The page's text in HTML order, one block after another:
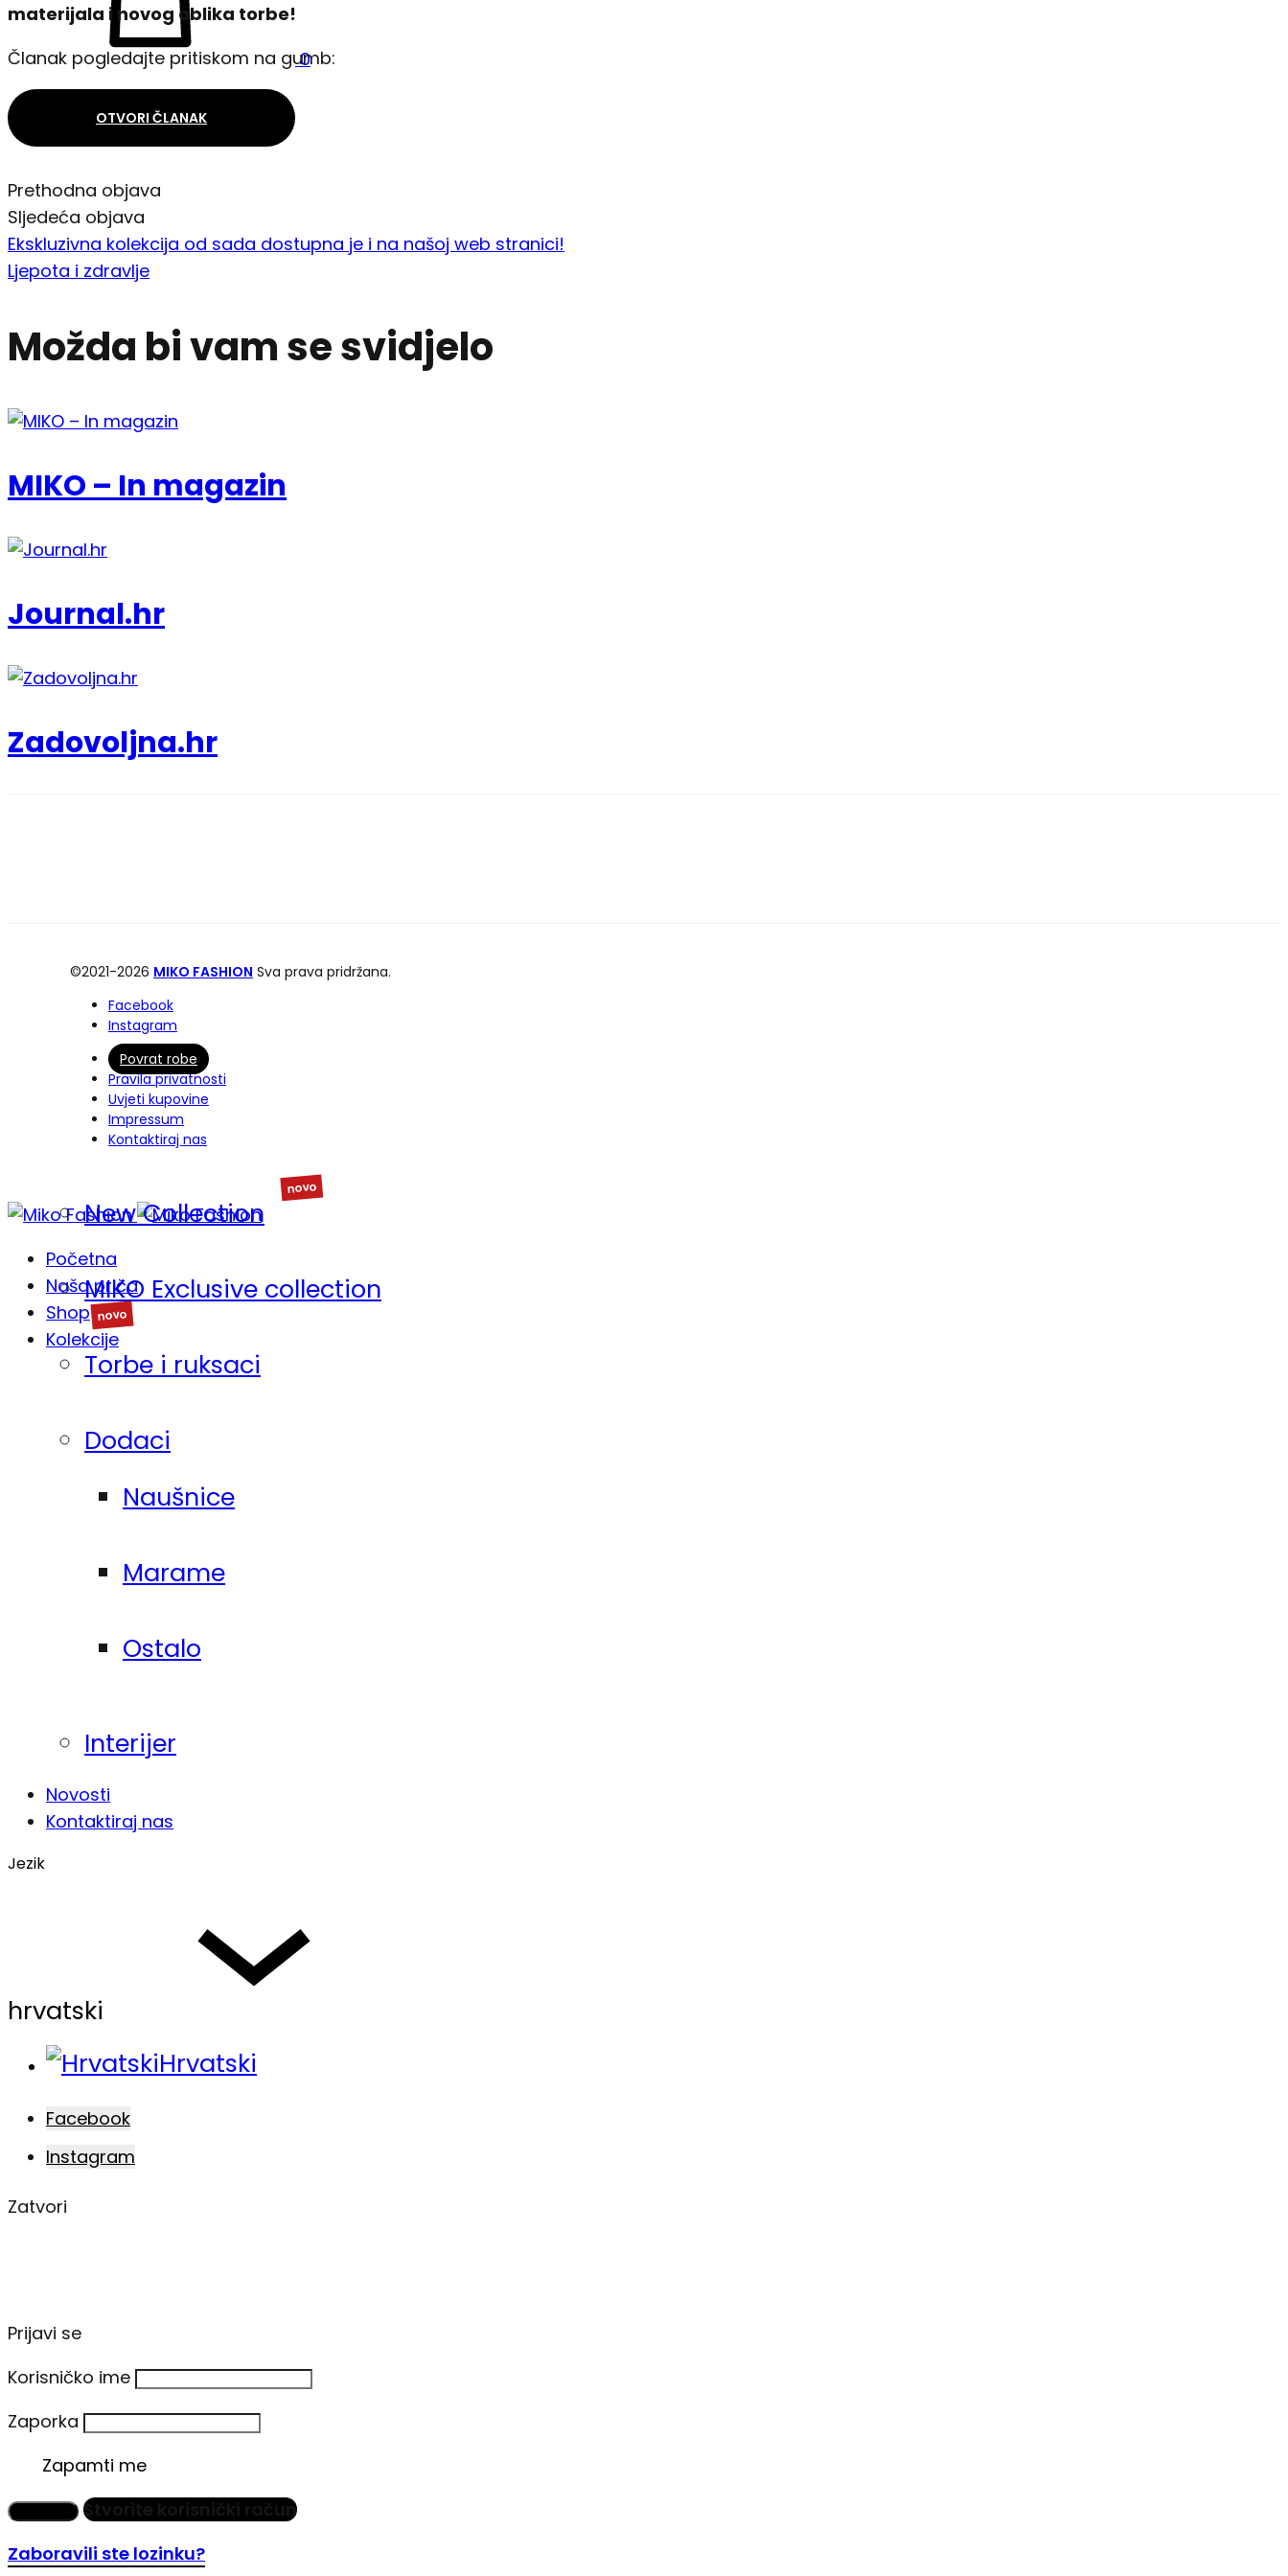
0
materijala i novog oblika torbe!
Članak pogledajte pritiskom na gumb:
OTVORI ČLANAK
Navigacija
objava
Prethodna objava
Sljedeća objava
Ekskluzivna kolekcija od sada dostupna je i na našoj web stranici!
Ljepota i zdravlje
Možda bi vam se svidjelo
MIKO – In magazin
Journal.hr
Zadovoljna.hr
©2021-2026 MIKO FASHION Sva prava pridržana.
Facebook
Instagram
Povrat robe
Pravila privatnosti
Uvjeti kupovine
Impressum
Kontaktiraj nas
Početna
Naša priča
Shop
Kolekcije
New Collection
MIKO Exclusive collection
Torbe i ruksaci
Dodaci
Naušnice
Marame
Ostalo
Interijer
Novosti
Kontaktiraj nas
Jezik
hrvatski
Hrvatski
Facebook
Instagram
Zatvori
Prijavi se
Korisničko ime
Zaporka
Zapamti me
Stvorite korisnički račun
Zaboravili ste lozinku?